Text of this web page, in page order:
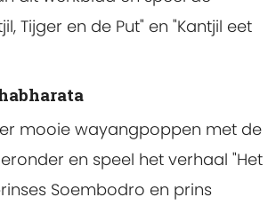
Tijger en de Put" en "Kantjil eet
mooie wayangpoppen met de
en speel het verhaal "Het
Soembodro en prins